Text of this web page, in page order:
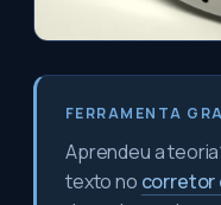
FERRAMENTA
Aprendeu a
texto no corretor